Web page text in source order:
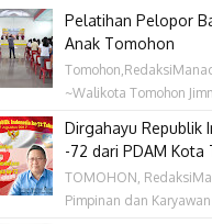
Pelatihan Pelopor
Anak Tomohon
~Walikota Tomohon
Dirgahayu Republik
-72 dari PDAM Kota
TOMOHON,
Pimpinan dan